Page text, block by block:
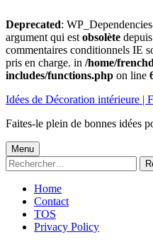
Deprecated:
argument qui est obsolète
commentaires conditionnels IE
pris en charge. in /home/
includes/functions.php on line
au
Idées de Décoration intérieure |
Faites-le plein de bonnes idées
Menu
principal
Menu
Rechercher :
Home
Contact
TOS
Privacy Policy